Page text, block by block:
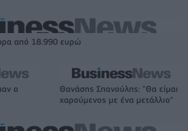
από 18.990 ευρώ
ο
Θανάσης Σπανούλης: "Θα είμαι
χαρούμενος με ένα μετάλλιο"